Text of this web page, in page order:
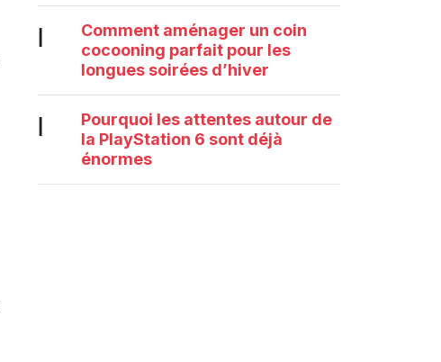
|
Comment aménager un coin
cocooning parfait pour les
longues soirées d’hiver
|
Pourquoi les attentes autour de
la PlayStation 6 sont déjà
énormes